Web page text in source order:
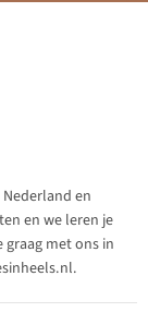
en
en we leren je
met ons in